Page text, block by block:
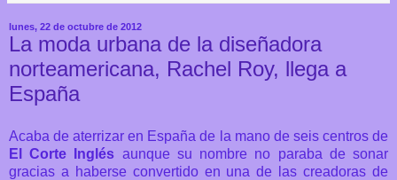
lunes, 22 de octubre de 2012
La moda urbana de la diseñadora
norteamericana, Rachel Roy, llega a
España
Acaba de aterrizar en España de la mano de seis centros de
El Corte Inglés aunque su nombre no paraba de sonar
gracias a haberse convertido en una de las creadoras de